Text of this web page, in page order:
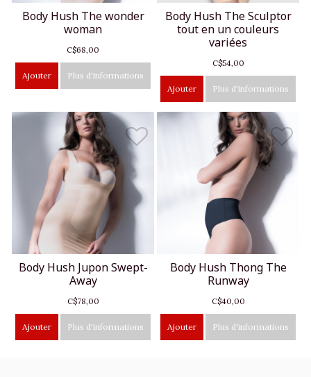
Body Hush The wonder
woman
C$68,00
Ajouter Plus d'informations
Body Hush The Sculptor
tout en un couleurs
variées
C$54,00
Ajouter Plus d'informations
Body Hush Jupon Swept-
Away
C$78,00
Ajouter Plus d'informations
Body Hush Thong The
Runway
C$40,00
Ajouter Plus d'informations